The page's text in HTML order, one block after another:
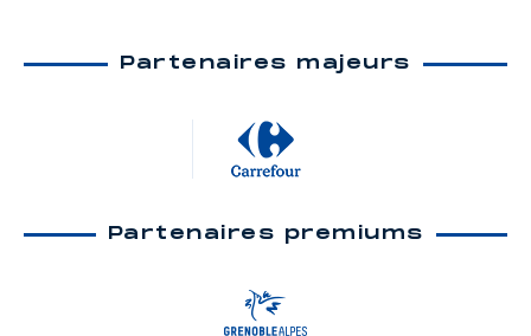
Partenaires majeurs
Partenaires premiums